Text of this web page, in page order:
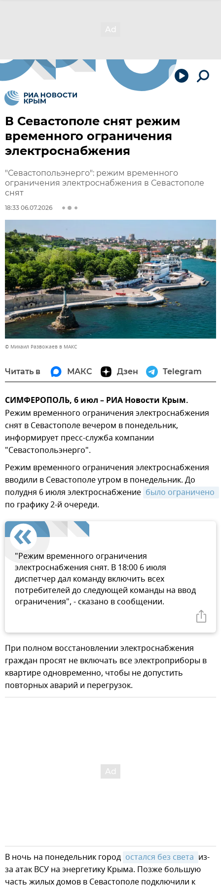
В Севастополе снят режим
временного ограничения
электроснабжения
"Севастопольэнерго": режим временного
ограничения электроснабжения в Севастополе
снят
18:33 06.07.2026
© Михаил Развожаев в МАКС
Читать в МАКС Дзен Telegram
СИМФЕРОПОЛЬ, 6 июл – РИА Новости Крым.
Режим временного ограничения электроснабжения
снят в Севастополе вечером в понедельник,
информирует пресс-служба компании
"Севастопольэнерго".
Режим временного ограничения электроснабжения
вводили в Севастополе утром в понедельник. До
полудня 6 июля электроснабжение
по графику 2-й очереди.
"Режим временного ограничения
электроснабжения снят. В 18:00 6 июля
диспетчер дал команду включить всех
потребителей до следующей команды на ввод
ограничения", - сказано в сообщении.
При полном восстановлении электроснабжения
граждан просят не включать все электроприборы в
квартире одновременно, чтобы не допустить
повторных аварий и перегрузок.
В ночь на понедельник город остался без света из-
за атак ВСУ на энергетику Крыма. Позже большую
часть жилых домов в Севастополе подключили к